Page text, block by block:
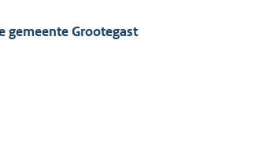
gemeente Grootegast